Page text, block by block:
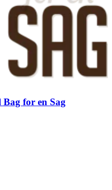
for en Sag